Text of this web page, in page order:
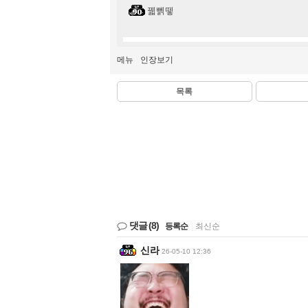
꿻뻵뗗
메뉴 인장보기
목록
댓글(8) 등록순 최신순
신라 26-05-10 12:36